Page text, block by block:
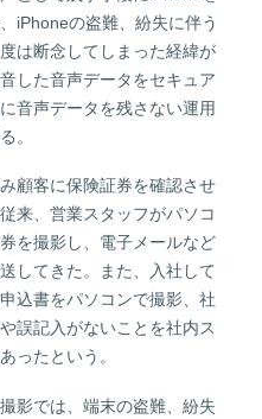
iPhoneの盗難、紛失に伴う
は断念してしまった経緯が
した音声データをセキュア
音声データを残さない運用
。
顧客に保険証券を確認させ
来、営業スタッフがパソコ
を撮影し、電子メールなど
してきた。また、入社して
込書をパソコンで撮影、社
誤記入がないことを社内ス
ったという。
影では、端末の盗難、紛失